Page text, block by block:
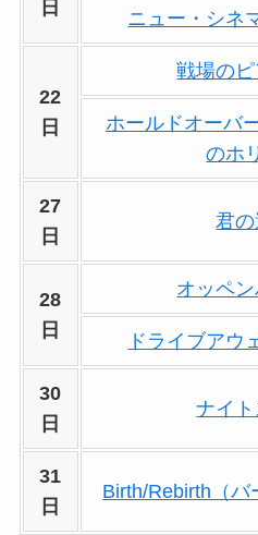
日
ニュー・シネ
22
日
戦場のピ
ホールドオーバ
のホ
27
日
君
28
日
オッペ
ドライブアウ
30
日
ナイ
31
日
Birth/Rebirth（バ